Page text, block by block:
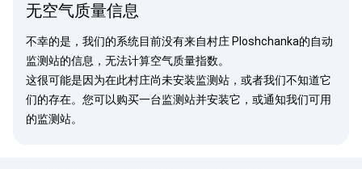
无空气质量信息
不幸的是，我们的系统目前没有来自村庄 Ploshchanka的自动
监测站的信息，无法计算空气质量指数。
这很可能是因为在此村庄尚未安装监测站，或者我们不知道它
们的存在。您可以购买一台监测站并安装它，或通知我们可用
的监测站。